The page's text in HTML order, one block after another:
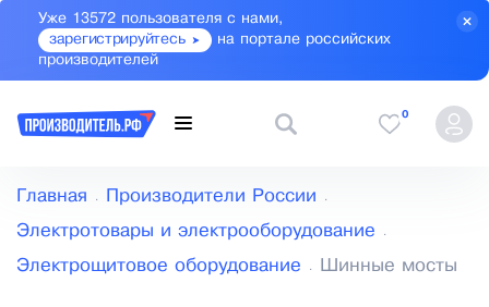
Уже 13572 пользователя с нами,
зарегистрируйтесь
на портале российских
производителей
0
Главная Производители России
Электротовары и электрооборудование
Электрощитовое оборудование Шинные мосты